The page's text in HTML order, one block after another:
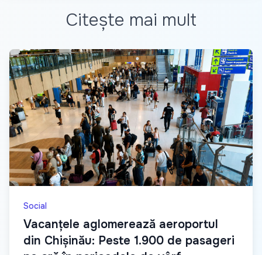
Citește mai mult
Social
Vacanțele aglomerează aeroportul
din Chișinău: Peste 1.900 de pasageri